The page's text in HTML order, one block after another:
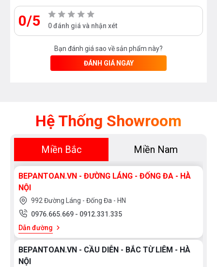
0/5 0 đánh giá và nhận xét
Bạn đánh giá sao về sản phẩm này?
ĐÁNH GIÁ NGAY
Hệ Thống Showroom
Miền Bắc Miền Nam
BEPANTOAN.VN - ĐƯỜNG LÁNG - ĐỐNG ĐA - HÀ
NỘI
992 Đường Láng - Đống Đa - HN
0976.665.669 - 0912.331.335
Dẫn đường
BEPANTOAN.VN - CẦU DIỄN - BẮC TỪ LIÊM - HÀ
NỘI